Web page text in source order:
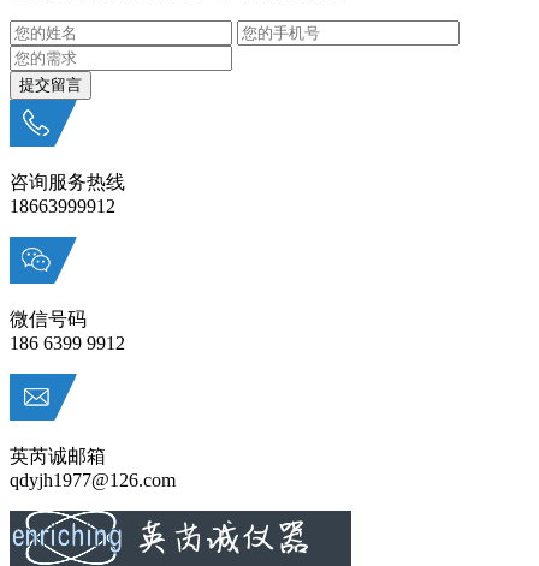
咨询服务热线
18663999912
微信号码
186 6399 9912
英芮诚邮箱
qdyjh1977@126.com